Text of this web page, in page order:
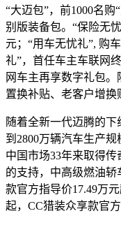
“大迈包”，前1000名
别版装备包。“保险无
元；“用车无忧礼”, 购
礼”，首任车主车联网
网车主再享数字礼包。
置换补贴、老客户增换
随着全新一代迈腾的
到2800万辆汽车生产
中国市场33年来取得
的支持，中高级燃油轿
款官方指导价17.49万
起，CC猎装众享款官